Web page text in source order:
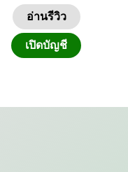
อ่านรีวิว
เปิดบัญชี